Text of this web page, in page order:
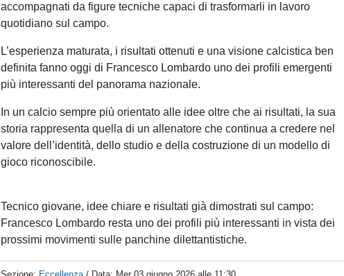
accompagnati da figure tecniche capaci di trasformarli in lavoro
quotidiano sul campo.
L’esperienza maturata, i risultati ottenuti e una visione calcistica ben
definita fanno oggi di Francesco Lombardo uno dei profili emergenti
più interessanti del panorama nazionale.
In un calcio sempre più orientato alle idee oltre che ai risultati, la sua
storia rappresenta quella di un allenatore che continua a credere nel
valore dell’identità, dello studio e della costruzione di un modello di
gioco riconoscibile.
Tecnico giovane, idee chiare e risultati già dimostrati sul campo:
Francesco Lombardo resta uno dei profili più interessanti in vista dei
prossimi movimenti sulle panchine dilettantistiche.